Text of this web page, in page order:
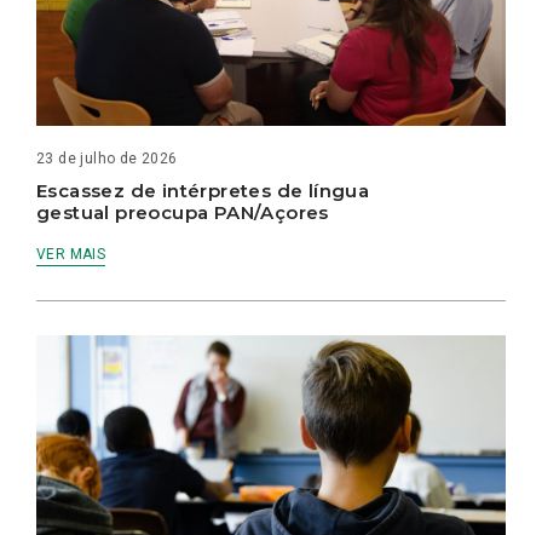
23 de julho de 2026
Escassez de intérpretes de língua
gestual preocupa PAN/Açores
VER MAIS